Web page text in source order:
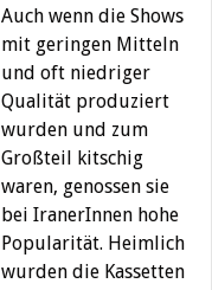
Auch wenn die Shows
mit geringen Mitteln
und oft niedriger
Qualität produziert
wurden und zum
Großteil kitschig
waren, genossen sie
bei IranerInnen hohe
Popularität. Heimlich
wurden die Kassetten